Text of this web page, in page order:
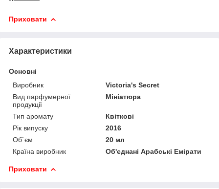
Приховати
Характеристики
Основні
Виробник
Victoria's Secret
Вид парфумерної
продукції
Мініатюра
Тип аромату
Квіткові
Рік випуску
2016
Об`єм
20 мл
Країна виробник
Об'єднані Арабські Емірати
Приховати